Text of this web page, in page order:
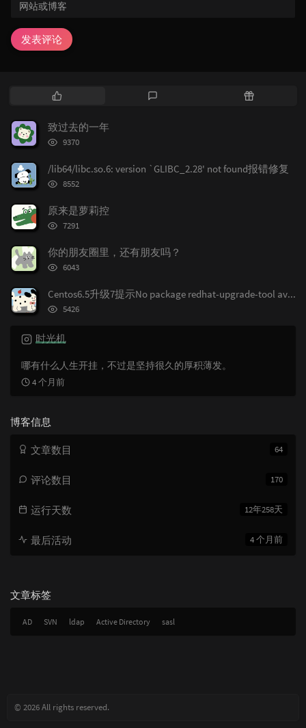
发表评论
热
文
章
随
致过去的一年
浏
次
数:
9370
/lib64/libc.so.6: version `GLIBC_2.28' not found报错修复
浏
次
数:
8552
原来是萝莉控
浏
次
数:
7291
你的朋友圈里，还有朋友吗？
浏
次
数:
6043
Centos6.5升级7提示No package redhat-upgrade-tool available.
浏
数:
5426
时光机
哪有什么人生开挂，不过是坚持很久的厚积薄发。
4 个月前
博客信息
64
文章数目
170
评论数目
12年258天
运行天数
4 个月前
最后活动
文章标签
AD SVN ldap Active Directory sasl
© 2026 All rights reserved.